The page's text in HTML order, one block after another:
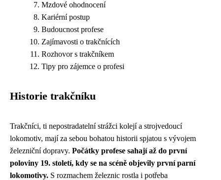
Mzdové ohodnocení
Kariérní postup
Budoucnost profese
Zajímavosti o trakčnících
Rozhovor s trakčníkem
Tipy pro zájemce o profesi
Historie trakčníku
Trakčníci, ti nepostradatelní strážci kolejí a strojvedoucí
lokomotiv, mají za sebou bohatou historii spjatou s vývojem
železniční dopravy. Počátky profese sahají až do první
poloviny 19. století, kdy se na scéně objevily první parní
lokomotivy. S rozmachem železnic rostla i potřeba